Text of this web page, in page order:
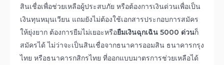
สินเชื่อเพื่อช่วยเหลือผู้ประสบภัย หรือต้องการเงินด่วนเพื่อเป็น
เงินทุนหมุนเวียน แถมยังไม่ต้องใช้เอกสารประกอบการสมัคร
ให้ยุ่งยาก ต้องการยืมไม่เยอะหรือยืมเงินฉุกเฉิน 5000 ด่วนก็
สมัครได้ ไม่ว่าจะเป็นสินเชื่อจากธนาคารออมสิน ธนาคารกรุง
ไทย หรือธนาคารกสิกรไทย ที่ออกแบบมาตรการช่วยเหลือได้